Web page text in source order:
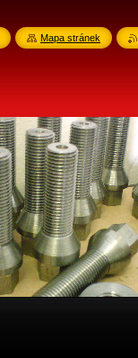
Mapa stránek